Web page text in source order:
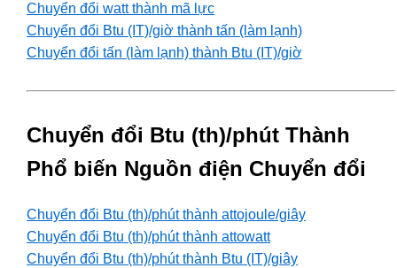
Chuyển đổi watt thành mã lực
Chuyển đổi Btu (IT)/giờ thành tấn (làm lạnh)
Chuyển đổi tấn (làm lạnh) thành Btu (IT)/giờ
Chuyển đổi Btu (th)/phút Thành
Phổ biến Nguồn điện Chuyển đổi
Chuyển đổi Btu (th)/phút thành attojoule/giây
Chuyển đổi Btu (th)/phút thành attowatt
Chuyển đổi Btu (th)/phút thành Btu (IT)/giây